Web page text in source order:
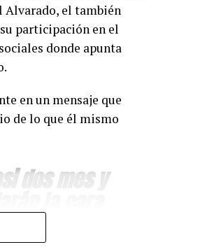
Alvarado, el también
participación en el
donde apunta
en un mensaje que
de lo que él mismo
dos mes y
se